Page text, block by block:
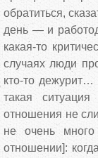
обратиться,
день — и
какая-то
случаях люди
кто-то дежурит…
такая
отношения не
не очень
отношении]: